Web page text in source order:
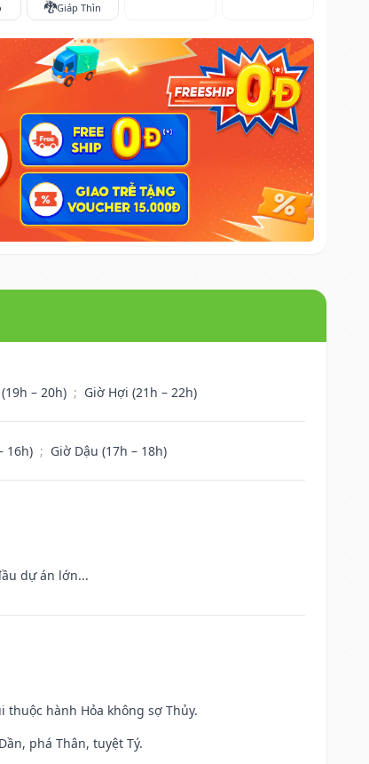
🐉Giáp Thìn
– 20h) ; Giờ Hợi (21h – 22h)
16h) ; Giờ Dậu (17h – 18h)
dự án lớn...
thuộc hành Hỏa không sợ Thủy.
phá Thân, tuyệt Tý.